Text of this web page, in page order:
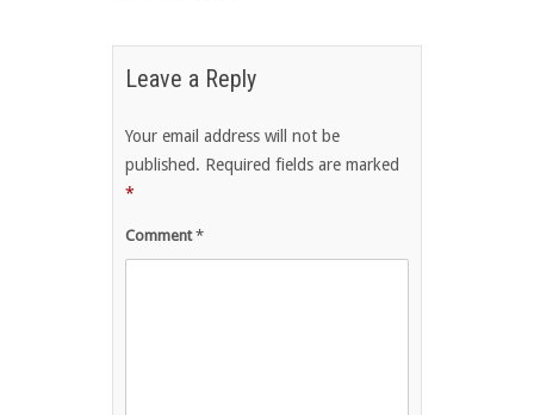
Leave a Reply
Your email address will not be
published. Required fields are marked
*
Comment*